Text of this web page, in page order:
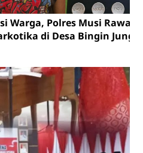
Warga, Polres Musi Rawas
di Desa Bingin